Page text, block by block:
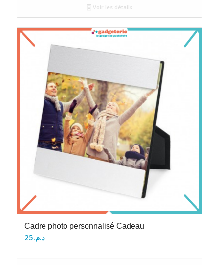
Voir les détails
Cadre photo personnalisé Cadeau
د.م.25